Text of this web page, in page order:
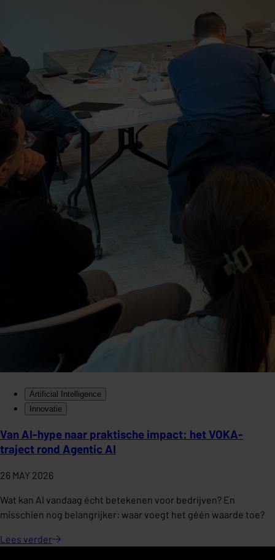
Artificial Intelligence
Innovatie
Van AI-hype naar praktische impact: het VOKA-
traject rond Agentic AI
26 MAY 2026
Wat kan AI vandaag écht betekenen voor bedrijven? En
misschien nog belangrijker: waar voegt het géén waarde toe?
Lees verder